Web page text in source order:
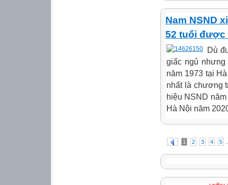
Nam NSND
52 tuổi được
Dù
giấc ngủ
năm 1973 tại
nhất là chương
hiệu NSND
Hà Nội năm
1 2 3 4 5